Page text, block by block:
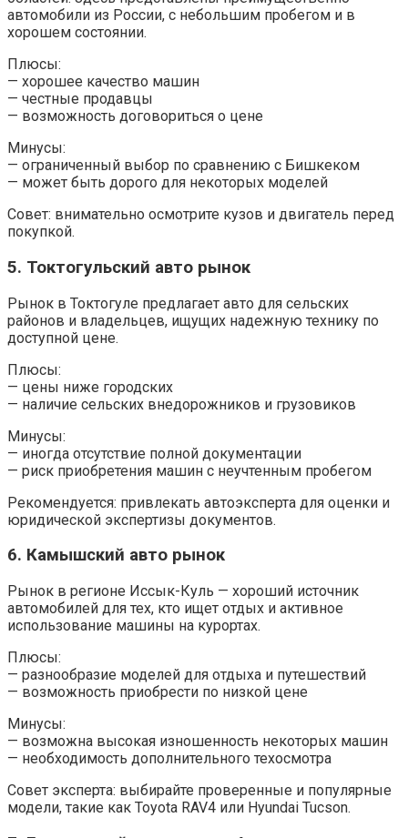
автомобили из России, с небольшим пробегом и в
хорошем состоянии.
Плюсы:
— хорошее качество машин
— честные продавцы
— возможность договориться о цене
Минусы:
— ограниченный выбор по сравнению с Бишкеком
— может быть дорого для некоторых моделей
Совет: внимательно осмотрите кузов и двигатель перед
покупкой.
5. Токтогульский авто рынок
Рынок в Токтогуле предлагает авто для сельских
районов и владельцев, ищущих надежную технику по
доступной цене.
Плюсы:
— цены ниже городских
— наличие сельских внедорожников и грузовиков
Минусы:
— иногда отсутствие полной документации
— риск приобретения машин с неучтенным пробегом
Рекомендуется: привлекать автоэксперта для оценки и
юридической экспертизы документов.
6. Камышский авто рынок
Рынок в регионе Иссык-Куль — хороший источник
автомобилей для тех, кто ищет отдых и активное
использование машины на курортах.
Плюсы:
— разнообразие моделей для отдыха и путешествий
— возможность приобрести по низкой цене
Минусы:
— возможна высокая изношенность некоторых машин
— необходимость дополнительного техосмотра
Совет эксперта: выбирайте проверенные и популярные
модели, такие как Toyota RAV4 или Hyundai Tucson.